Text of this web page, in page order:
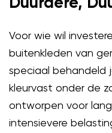
Voor wie wil
buitenkleden van
speciaal behandeld
kleurvast onder de
ontworpen voor
intensievere